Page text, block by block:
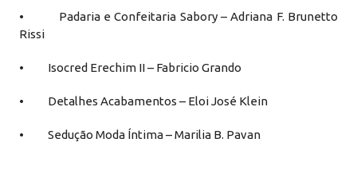
• Padaria e Confeitaria Sabory – Adriana F. Brunetto
Rissi
• Isocred Erechim II – Fabricio Grando
• Detalhes Acabamentos – Eloi José Klein
• Sedução Moda Íntima – Marilia B. Pavan